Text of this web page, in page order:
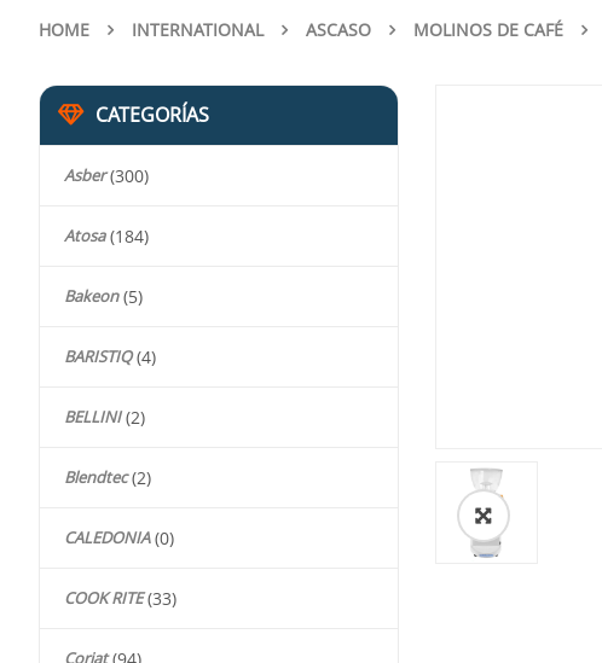
HOME INTERNATIONAL ASCASO MOLINOS DE CAFÉ
CATEGORÍAS
Asber (300)
Atosa (184)
Bakeon (5)
BARISTIQ (4)
BELLINI (2)
Blendtec (2)
CALEDONIA (0)
COOK RITE (33)
Coriat
🔍